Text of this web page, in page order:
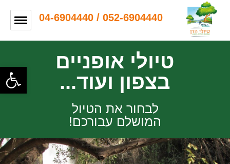
052-6904440 / 04-6904440
טיולי אופניים
בצפון ועוד...
לבחור את הטיול
המושלם עבורכם!